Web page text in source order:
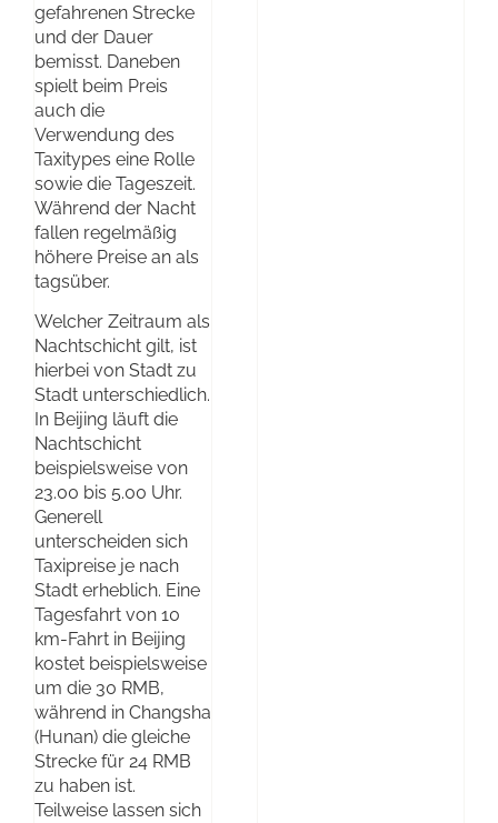
gefahrenen Strecke
und der Dauer
bemisst. Daneben
spielt beim Preis
auch die
Verwendung des
Taxitypes eine Rolle
sowie die Tageszeit.
Während der Nacht
fallen regelmäßig
höhere Preise an als
tagsüber.
Welcher Zeitraum als
Nachtschicht gilt, ist
hierbei von Stadt zu
Stadt unterschiedlich.
In Beijing läuft die
Nachtschicht
beispielsweise von
23.00 bis 5.00 Uhr.
Generell
unterscheiden sich
Taxipreise je nach
Stadt erheblich. Eine
Tagesfahrt von 10
km-Fahrt in Beijing
kostet beispielsweise
um die 30 RMB,
während in Changsha
(Hunan) die gleiche
Strecke für 24 RMB
zu haben ist.
Teilweise lassen sich